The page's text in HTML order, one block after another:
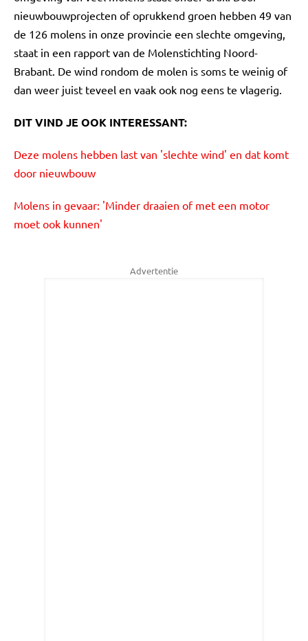
nieuwbouwprojecten of oprukkend groen hebben 49 van
de 126 molens in onze provincie een slechte omgeving,
staat in een rapport van de Molenstichting Noord-
Brabant. De wind rondom de molen is soms te weinig of
dan weer juist teveel en vaak ook nog eens te vlagerig.
DIT VIND JE OOK INTERESSANT:
Deze molens hebben last van 'slechte wind' en dat komt
door nieuwbouw
Molens in gevaar: 'Minder draaien of met een motor
moet ook kunnen'
Advertentie